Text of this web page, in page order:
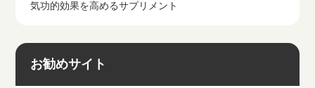
気功的効果を高めるサプリメント
お勧めサイト